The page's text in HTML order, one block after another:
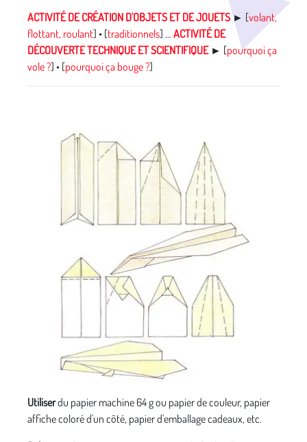
ACTIVITÉ DE CRÉATION D'OBJETS ET DE JOUETS► [volant,
flottant, roulant] • [traditionnels] … ACTIVITÉ DE
DÉCOUVERTE TECHNIQUE ET SCIENTIFIQUE► [pourquoi ça
vole ?] • [pourquoi ça bouge ?]
Utiliserdu papier machine 64 g ou papier de couleur, papier
affiche coloré d'un côté, papier d'emballage cadeaux, etc.